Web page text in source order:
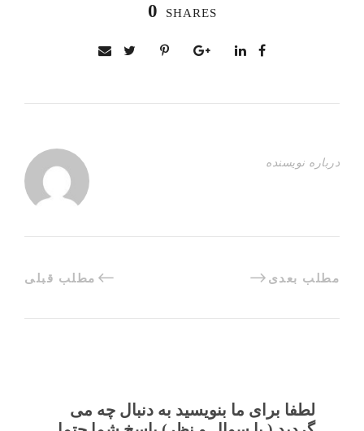
0 SHARES
درباره نویسنده
مطلب قبلی مطلب بعدی
لطفا برای ما بنویسید به دنبال چه می